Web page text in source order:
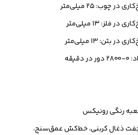
چوب: ۲۵ میلی‌متر
فلز: ۱۳ میلی‌متر
بتن: ۱۳ میلی‌متر
رنگی رونیکس
جفت ذغال کربنی، خط‌کش عمق‌سنج،